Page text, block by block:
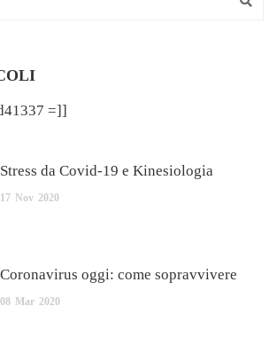
=]]
Stress da Covid-19 e Kinesiologia
17 Nov 2020
Coronavirus oggi: come sopravvivere
08 Mar 2020